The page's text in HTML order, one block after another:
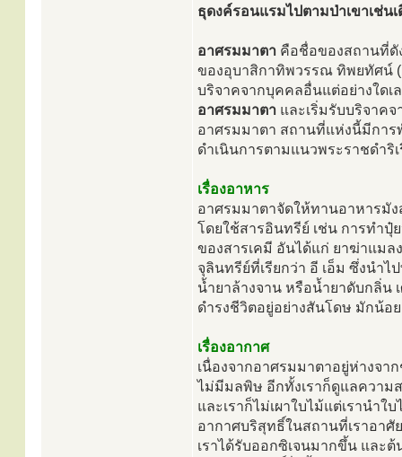
ธุดงค์รอนแรมไปตามป่าเขาเช่น
อาศรมมาตา คือชื่อของสถานที่ดั
ของอุบาสิกาทิพวรรณ ทิพยทัศน์
บริจาคจากบุคคลอื่นแต่อย่างใดเ
อาศรมมาตา และเริ่มรับบริจาค
อาศรมมาตา สถานที่แห่งนี้มีการ
ดำเนินการตามแนวพระราชดำริ
เรื่องอาหาร
อาศรมมาตาจัดให้ทานอาหารมั
โดยใช้สารอินทรีย์ เช่น การทำปุ๋
ของสารเคมี อันได้แก่ ยาฆ่าแมล
จุลินทรีย์ที่เรียกว่า อี เอ็ม ซึ่งนำ
น้ำยาล้างจาน หรือน้ำยาดับกลิ่น
ดำรงชีวิตอยู่อย่างสันโดษ มักน้อ
เรื่องอากาศ
เนื่องจากอาศรมมาตาอยู่ห่างจ
ไม่มีมลพิษ อีกทั้งเราก็ดูแลความ
และเราก็ไม่เผาใบไม้แต่เรานำ
อากาศบริสุทธิ์ในสถานที่เราอา
เราได้รับออกซิเจนมากขึ้น และ